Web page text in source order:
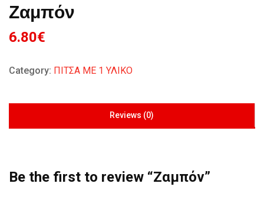
Ζαμπόν
6.80€
Category: ΠΙΤΣΑ ΜΕ 1 ΥΛΙΚΟ
Reviews (0)
Be the first to review “Ζαμπόν”